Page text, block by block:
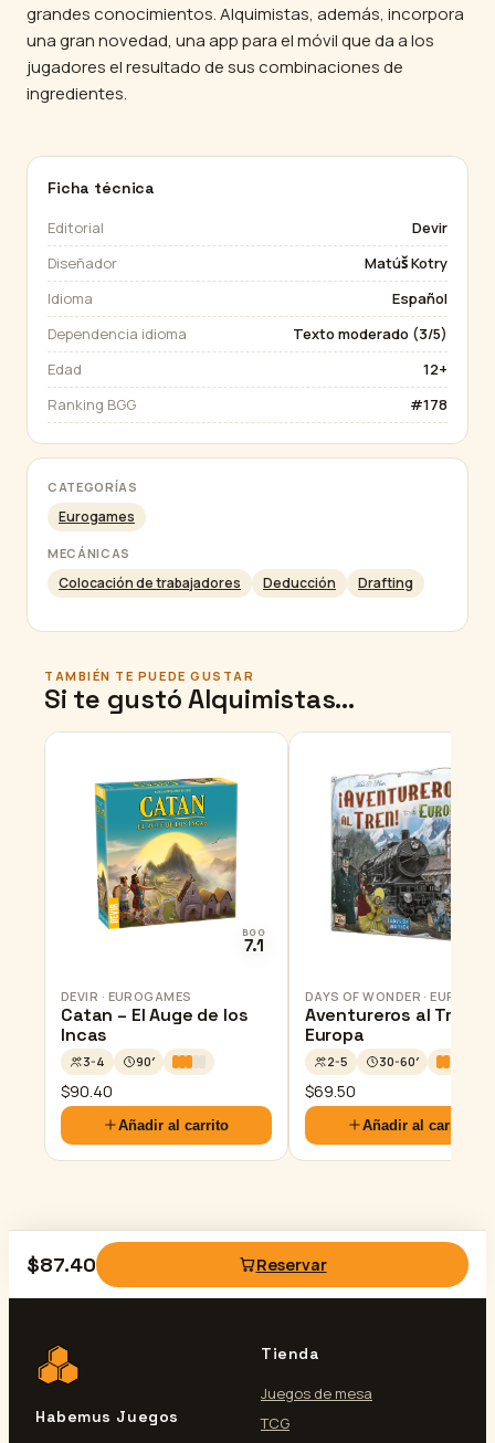
grandes conocimientos. Alquimistas, además, incorpora
una gran novedad, una app para el móvil que da a los
jugadores el resultado de sus combinaciones de
ingredientes.
Ficha técnica
Editorial
Devir
Diseñador
Matúš Kotry
Idioma
Español
Dependencia idioma
Texto moderado (3/5)
Edad
12+
Ranking BGG
#178
CATEGORÍAS
Eurogames
MECÁNICAS
Colocación de trabajadores Deducción Drafting
TAMBIÉN TE PUEDE GUSTAR
Si te gustó Alquimistas…
BGG
7.1
DEVIR · EUROGAMES
Catan – El Auge de los
Incas
3-4 90′
$90.40
Añadir al carrito
DAYS OF WONDER ·
Aventureros al Tren
Europa
2-5 30-60′
$69.50
Añadir al carrito
$87.40 Reservar
Habemus Juegos
Tienda
Juegos de mesa
TCG